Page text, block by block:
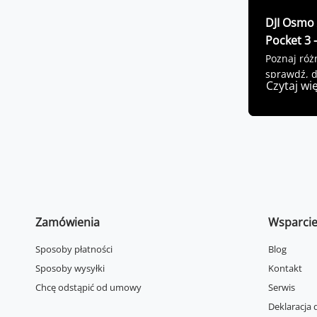
DJI
Pocket 3
Poznaj
sprawdź,
najlepiej!
Czytaj
Zamówienia
Sposoby płatności
Sposoby wysyłki
Chcę odstąpić od umowy
Wsparcie
Blog
Kontakt
Serwis
Deklaracja